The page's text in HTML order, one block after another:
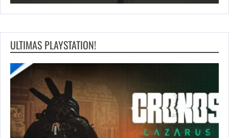
ULTIMAS PLAYSTATION!